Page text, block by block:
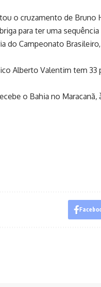
o cruzamento de Bruno
para ter uma sequência
do Campeonato
Alberto Valentim tem 33
o Bahia no Maracanã,